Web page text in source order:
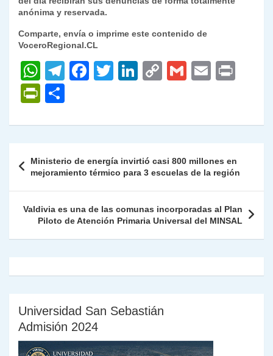
anónima y reservada.
Comparte, envía o imprime este contenido de
VoceroRegional.CL
W
h
at
s
p
p
T
gr
m
F
e
o
o
k
T
er
Li
e
n
C
y
n
k
G
l
E
l
P
nt
Fr
ie
n
dl
y
m
p
ar
tir
de
entradas
Ministerio de energía invirtió casi 800 millones en
mejoramiento térmico para 3 escuelas de la región
Valdivia es una de las comunas incorporadas al Plan
Piloto de Atención Primaria Universal del MINSAL
Universidad San Sebastián
Admisión 2024